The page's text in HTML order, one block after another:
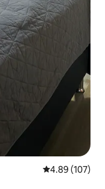
Calificación
4.89 (107)